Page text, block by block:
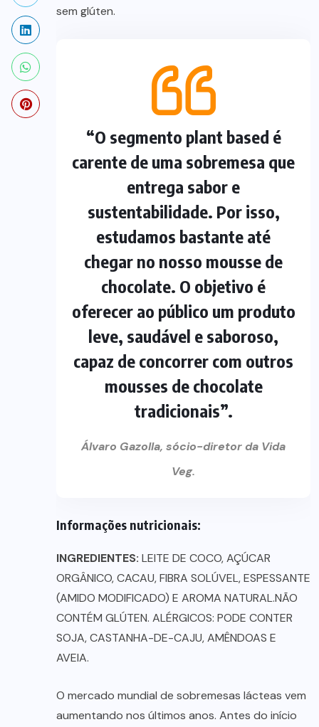
sem glúten.
“O segmento plant based é
carente de uma sobremesa que
entrega sabor e
sustentabilidade. Por isso,
estudamos bastante até
chegar no nosso mousse de
chocolate. O objetivo é
oferecer ao público um produto
leve, saudável e saboroso,
capaz de concorrer com outros
mousses de chocolate
tradicionais”.
Álvaro Gazolla, sócio-diretor da Vida
Veg.
Informações nutricionais:
INGREDIENTES: LEITE DE COCO, AÇÚCAR
ORGÂNICO, CACAU, FIBRA SOLÚVEL, ESPESSANTE
(AMIDO MODIFICADO) E AROMA NATURAL.NÃO
CONTÉM GLÚTEN. ALÉRGICOS: PODE CONTER
SOJA, CASTANHA-DE-CAJU, AMÊNDOAS E
AVEIA.
O mercado mundial de sobremesas lácteas vem
aumentando nos últimos anos. Antes do início